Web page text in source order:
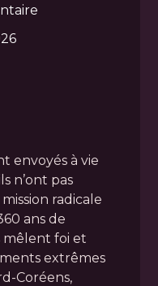
envoyés à vie
n’ont pas
radicale
ans de
mêlent foi et
extrêmes
Coréens,